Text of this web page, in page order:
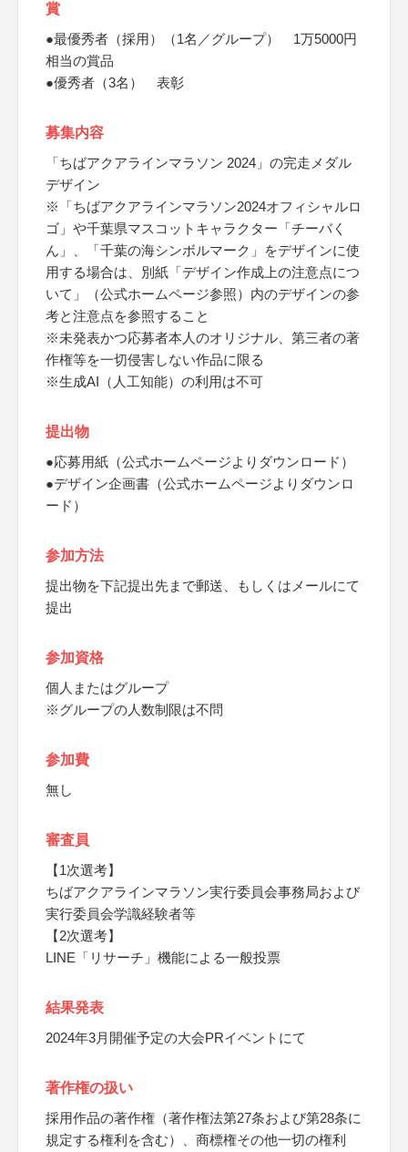
賞
●最優秀者（採用）（1名／グループ） 1万5000円
相当の賞品
●優秀者（3名） 表彰
募集内容
「ちばアクアラインマラソン 2024」の完走メダル
デザイン
※「ちばアクアラインマラソン2024オフィシャルロ
ゴ」や千葉県マスコットキャラクター「チーバく
ん」、「千葉の海シンボルマーク」をデザインに使
用する場合は、別紙「デザイン作成上の注意点につ
いて」（公式ホームページ参照）内のデザインの参
考と注意点を参照すること
※未発表かつ応募者本人のオリジナル、第三者の著
作権等を一切侵害しない作品に限る
※生成AI（人工知能）の利用は不可
提出物
●応募用紙（公式ホームページよりダウンロード）
●デザイン企画書（公式ホームページよりダウンロ
ード）
参加方法
提出物を下記提出先まで郵送、もしくはメールにて
提出
参加資格
個人またはグループ
※グループの人数制限は不問
参加費
無し
審査員
【1次選考】
ちばアクアラインマラソン実行委員会事務局および
実行委員会学識経験者等
【2次選考】
LINE「リサーチ」機能による一般投票
結果発表
2024年3月開催予定の大会PRイベントにて
著作権の扱い
採用作品の著作権（著作権法第27条および第28条に
規定する権利を含む）、商標権その他一切の権利